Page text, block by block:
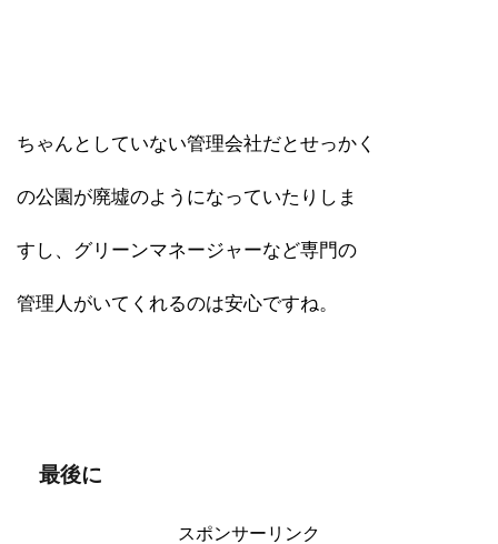
ちゃんとしていない管理会社だとせっかく
の公園が廃墟のようになっていたりしま
すし、グリーンマネージャーなど専門の
管理人がいてくれるのは安心ですね。
最後に
スポンサーリンク